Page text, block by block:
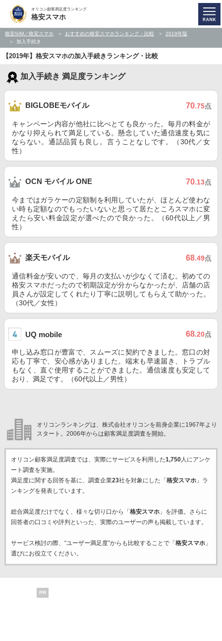
オリコン顧客満足度ランキング
格安スマホ
格安SIM／格安スマホ おすすめの格安スマホランキング・比較
2019年版
加入手続き
【2019年】格安スマホの加入手続きランキング・比較
加入手続き 満足度ランキング
BIGLOBEモバイル 70.75点
キャンペーン内容が他社に比べとても良かった。毎月の料金が
かなり抑えられて満足している。懸念していた通信速度も気に
ならない。通話品質も良し。言うことなしです。（30代／女
性）
OCN モバイル ONE 70.13点
今まではガラケーの定額制を利用していたが、ほとんど使わな
い時も定額なのでもったいないと思って居たところスマホに変
えたら安い料金設定が選べたので良かった。（60代以上／男
性）
楽天モバイル 68.49点
通信料金が安いので、毎月の支払いが少なくて済む。初めての
格安スマホだったので初期設定が分からなかったが、店舗の店
員さんが設定してくれたり丁寧に説明してもらえて助かった。
（30代／女性）
UQ mobile 68.20点
申し込み窓口が豊富で、スムーズに契約できました。窓口の対
応も丁寧で、安心感がありました。端末も早速届き、トラブル
もなく、直ぐ使用することができました。通信速度も安定して
おり、満足です。（60代以上／男性）
オリコンランキングは、株式会社オリコンを前身企業に1967年より
スタート。2006年からは顧客満足度調査を開始。
オリコン顧客満足度調査では、実際にサービスを利用した1,750人にアンケ
ート調査を実施。
満足度に関する回答を基に、調査企業23社を対象にした「 格安スマホ」ラ
ンキングを発表しています。
総合満足度だけでなく、様々な切り口から「 格安スマホ」を評価。さらに
回答者の口コミや評判といった、実際のユーザーの声も掲載しています。
サービス検討の際、“ユーザー満足度”からも比較することで「 格安スマホ」
選びにお役立てください。
PR